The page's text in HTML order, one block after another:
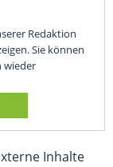
Redaktion
Sie können
wieder
Inhalte